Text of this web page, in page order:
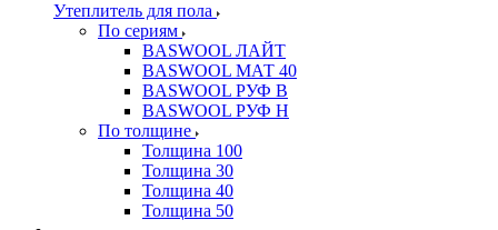
Утеплитель для пола
По сериям
BASWOOL ЛАЙТ
BASWOOL МАТ 40
BASWOOL РУФ В
BASWOOL РУФ Н
По толщине
Толщина 100
Толщина 30
Толщина 40
Толщина 50